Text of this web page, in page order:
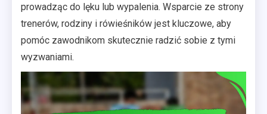
prowadząc do lęku lub wypalenia. Wsparcie ze strony
trenerów, rodziny i rówieśników jest kluczowe, aby
pomóc zawodnikom skutecznie radzić sobie z tymi
wyzwaniami.